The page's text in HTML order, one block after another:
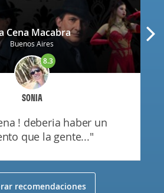
Cena Macabra
Buenos Aires
SONIA
8.3
que la gente..."
recomendaciones